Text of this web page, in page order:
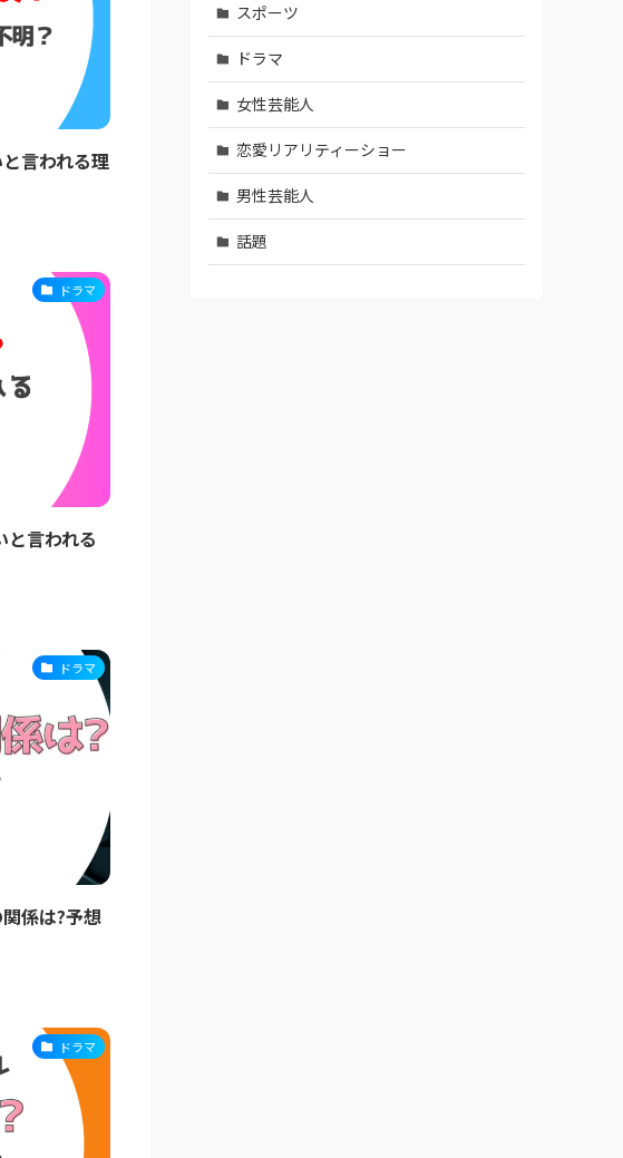
言われる理
ドラマ
言われる
ドラマ
係は?予想
ドラマ
スポーツ
ドラマ
女性芸能人
恋愛リアリティーショー
男性芸能人
話題